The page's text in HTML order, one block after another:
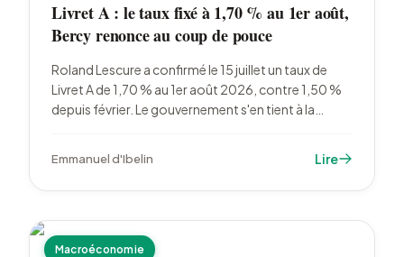
Livret A : le taux fixé à 1,70 % au 1er août,
Bercy renonce au coup de pouce
Roland Lescure a confirmé le 15 juillet un taux de
Livret A de 1,70 % au 1er août 2026, contre 1,50 %
depuis février. Le gouvernement s'en tient à la
2,50 %.
Emmanuel d'Ibelin Lire
Macroéconomie